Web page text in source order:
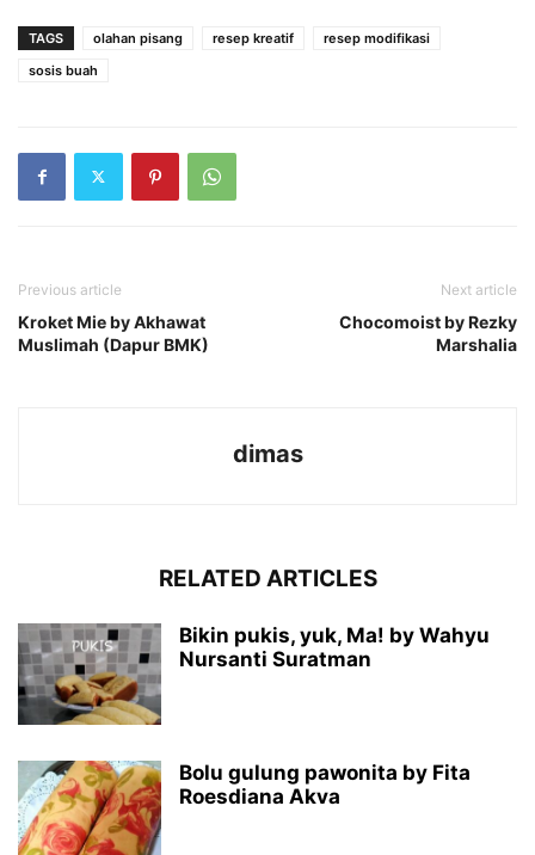
TAGS olahan pisang resep kreatif
resep modifikasi
sosis buah
Previous article
Kroket Mie by Akhawat
Muslimah (Dapur BMK)
Next article
Chocomoist by Rezky
Marshalia
dimas
RELATED ARTICLES
Bikin pukis, yuk, Ma! by Wahyu
Nursanti Suratman
Bolu gulung pawonita by Fita
Roesdiana Akva